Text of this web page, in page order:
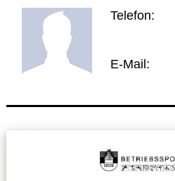
Ansprechpartner
Telefon:
E-Mail: